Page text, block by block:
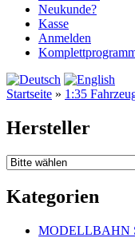
Neukunde?
Kasse
Anmelden
Startseite » 1:35
Hersteller
Kategorien
MODELLBAHN